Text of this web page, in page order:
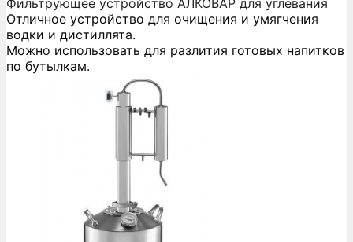
Отличное устройство для очищения и умягчения
водки и дистиллята.
Можно использовать для разлития готовых напитков
по бутылкам.